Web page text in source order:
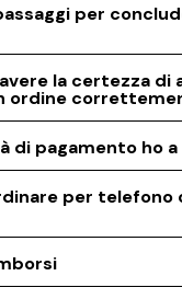
per
la certezza di
ordine
di pagamento ho
per telefono